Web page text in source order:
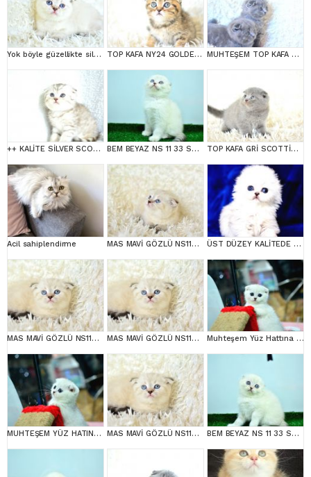
Yok böyle güzellikte silver scottish fold TOP KAFA NY24 GOLDEN SCOTTİSH FOLD MUHTEŞEM TOP KAFA GRİ SCOTTİSH YAVRULAR
++ KALİTE SİLVER SCOTTİSH FOLD BEM BEYAZ NS 11 33 SCOTTİSH FOLD TOP KAFA GRİ SCOTTİSH FOLD
Acil sahiplendirme MAS MAVİ GÖZLÜ NS1133 SCOTTİSH FOLD erkek ÜST DÜZEY KALİTEDE SCOTTİSH FOLD LONGHAİR NS1133
MAS MAVİ GÖZLÜ NS1133 SCOTTİSH FOLD erkek MAS MAVİ GÖZLÜ NS1133 SCOTTİSH FOLD erkek Muhteşem Yüz Hattına Sahip Silver Scottish Fold
MUHTEŞEM YÜZ HATINA SAHİP SİLVER SCOTTİSH FOLD MAS MAVİ GÖZLÜ NS1133 SCOTTİSH FOLD BEM BEYAZ NS 11 33 SCOTTİSH FOLD